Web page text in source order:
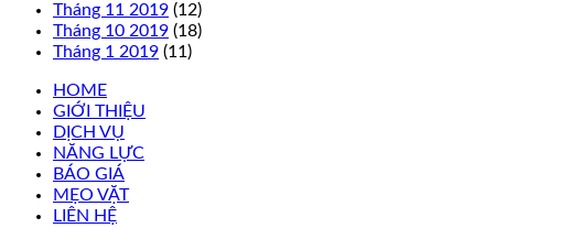
Tháng 11 2019 (12)
Tháng 10 2019 (18)
Tháng 1 2019 (11)
HOME
GIỚI THIỆU
DỊCH VỤ
NĂNG LỰC
BÁO GIÁ
MẸO VẶT
LIÊN HỆ